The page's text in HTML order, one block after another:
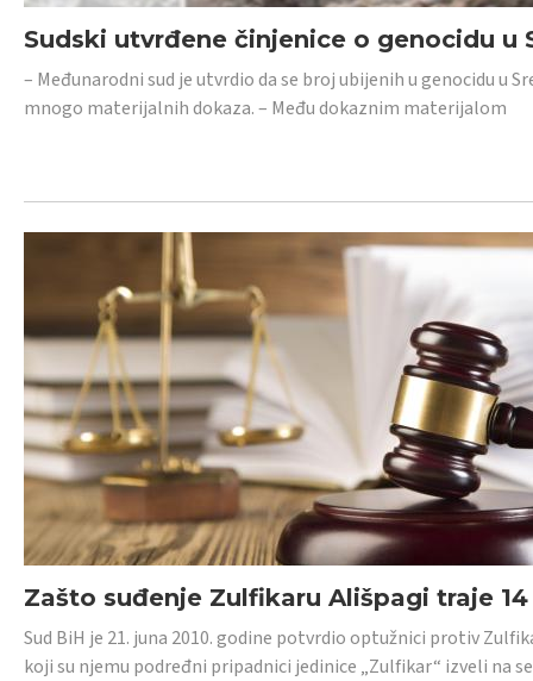
Sudski utvrđene činjenice o genocidu u
– Međunarodni sud je utvrdio da se broj ubijenih u genocidu u
mnogo materijalnih dokaza. – Među dokaznim materijalom
Zašto suđenje Zulfikaru Ališpagi traje
Sud BiH je 21. juna 2010. godine potvrdio optužnici protiv
koji su njemu podređni pripadnici jedinice „Zulfikar“ izveli na